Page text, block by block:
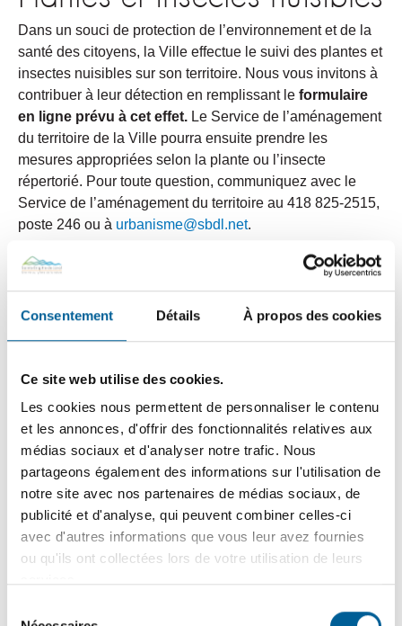
Consentement Détails À propos des cookies
Ce site web utilise des cookies.
Les cookies nous permettent de personnaliser le contenu
et les annonces, d'offrir des fonctionnalités relatives aux
médias sociaux et d'analyser notre trafic. Nous
partageons également des informations sur l'utilisation de
notre site avec nos partenaires de médias sociaux, de
publicité et d'analyse, qui peuvent combiner celles-ci
avec d'autres informations que vous leur avez fournies
ou qu'ils ont collectées lors de votre utilisation de leurs
Dans un souci de protection de l’environnement et de la
santé des citoyens, la Ville effectue le suivi des plantes et
insectes nuisibles sur son territoire. Nous vous invitons à
contribuer à leur détection en remplissant le formulaire
en ligne prévu à cet effet. Le Service de l’aménagement
du territoire de la Ville pourra ensuite prendre les
mesures appropriées selon la plante ou l’insecte
répertorié. Pour toute question, communiquez avec le
Service de l’aménagement du territoire au 418 825-2515,
poste 246 ou à urbanisme@sbdl.net.
Cliquez ici pour compléter le formulaire
programme "Je te
remplace"
Plantes envahissantes